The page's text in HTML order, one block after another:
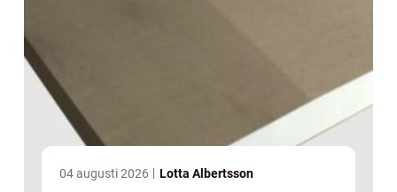
04 augusti 2026 Lotta Albertsson